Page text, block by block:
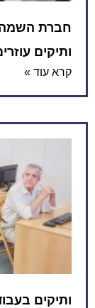
חברת השמה
ותיקים
קרא עוד »
ותיקים